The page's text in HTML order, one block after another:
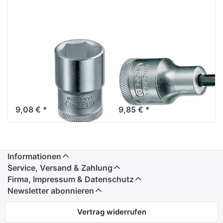
GEDORE 19 22
Steckschlüsseleinsatz
1/2" 6-kant 22
9,08 € *
1/2 IN-6-kt 8
mm
9,85 € *
Informationen
Service, Versand & Zahlung
Firma, Impressum & Datenschutz
Newsletter abonnieren
Vertrag widerrufen